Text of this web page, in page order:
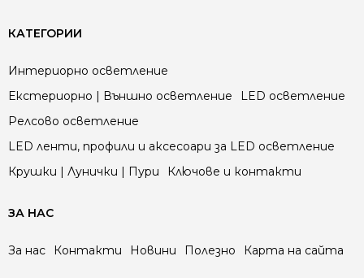
КАТЕГОРИИ
Интериорно осветление
Екстериорно | Външно осветление
LED осветление
Релсово осветление
LED ленти, профили и аксесоари за LED осветление
Крушки | Лунички | Пури
Ключове и контакти
ЗА НАС
За нас Контакти Новини Полезно Карта на сайта